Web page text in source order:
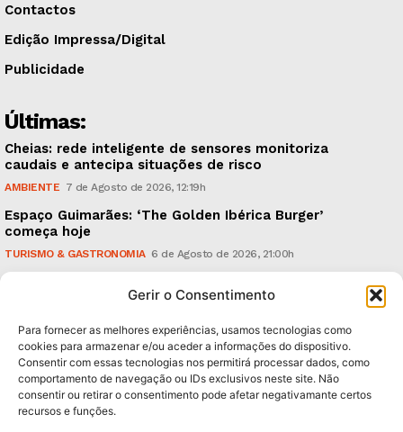
Gerir o Consentimento
Para fornecer as melhores experiências, usamos tecnologias como
cookies para armazenar e/ou aceder a informações do dispositivo.
Consentir com essas tecnologias nos permitirá processar dados, como
comportamento de navegação ou IDs exclusivos neste site. Não
consentir ou retirar o consentimento pode afetar negativamante certos
recursos e funções.
Contactos
Edição Impressa/Digital
Publicidade
Últimas:
Cheias: rede inteligente de sensores monitoriza
caudais e antecipa situações de risco
AMBIENTE 7 de Agosto de 2026, 12:19h
Espaço Guimarães: ‘The Golden Ibérica Burger’
começa hoje
TURISMO & GASTRONOMIA 6 de Agosto de 2026, 21:00h
Subscreva Newsletter: